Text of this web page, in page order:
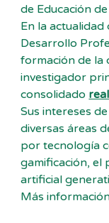
de Educación
En la
Desarrollo
formación de la
investigador
consolidado
Sus intereses
diversas áreas
por tecnología
gamificación, el
artificial
Más